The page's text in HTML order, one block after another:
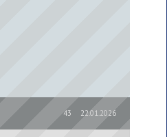
22.01.2026
43